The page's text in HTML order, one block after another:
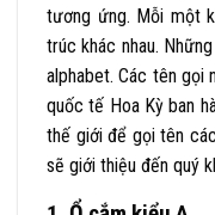
tương ứng. Mỗi một
trúc khác nhau.
alphabet. Các tên gọi
quốc tế Hoa Kỳ ban
thế giới để gọi tên
sẽ giới thiệu đến quý